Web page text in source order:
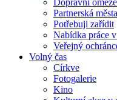
Dopravní
Partnerská města
Potřebuji zařídit
Nabídka práce
Veřejný
Volný čas
Církve
Fotogalerie
Kino